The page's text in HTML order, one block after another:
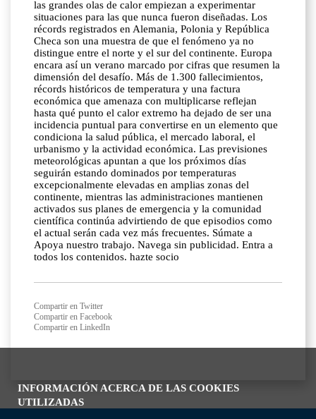
INFORMACIÓN ACERCA DE LAS COOKIES
UTILIZADAS
Compartir en Twitter
Compartir en Facebook
Compartir en LinkedIn